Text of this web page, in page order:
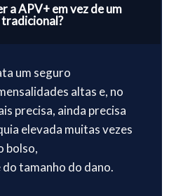
a APV+ em vez de um
um seguro
altas e, no
precisa, ainda precisa
elevada muitas vezes
bolso,
tamanho do dano.